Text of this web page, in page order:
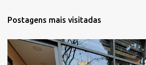
r
i
Postagens mais visitadas